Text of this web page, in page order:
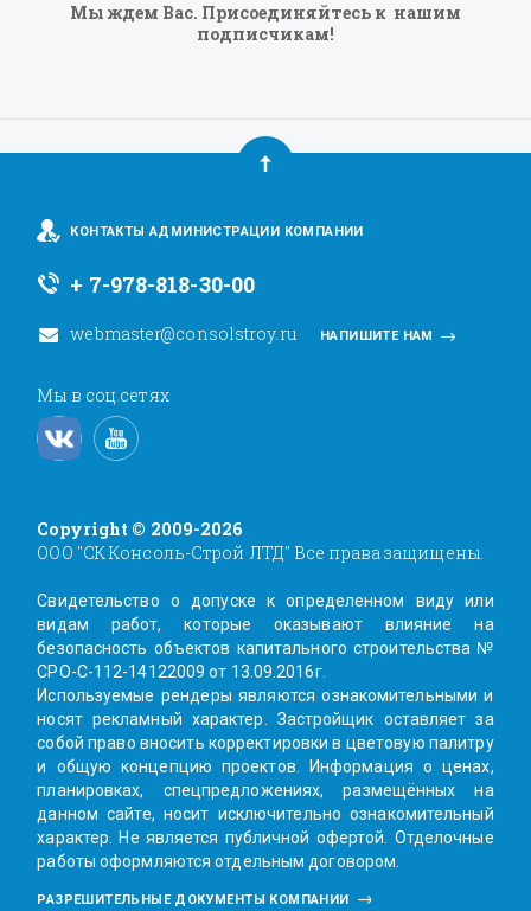
Мы ждем Вас. Присоединяйтесь к нашим
подписчикам!
КОНТАКТЫ АДМИНИСТРАЦИИ КОМПАНИИ
+ 7-978-818-30-00
webmaster@consolstroy.ru НАПИШИТЕ НАМ
Мы в соц.сетях
Copyright © 2009-2026
ООО "СК Консоль-Строй ЛТД" Все права защищены.
Свидетельство о допуске к определенном виду или
видам работ, которые оказывают влияние на
безопасность объектов капитального строительства №
СРО-С-112-14122009 от 13.09.2016г.
Используемые рендеры являются ознакомительными и
носят рекламный характер. Заcтройщик оставляет за
собой право вносить корректировки в цветовую палитру
и общую концепцию проектов. Информация о ценах,
планировках, спецпредложениях, размещённых на
данном сайте, носит исключительно ознакомительный
характер. Не является публичной офертой. Отделочные
работы оформляются отдельным договором.
РАЗРЕШИТЕЛЬНЫЕ ДОКУМЕНТЫ КОМПАНИИ